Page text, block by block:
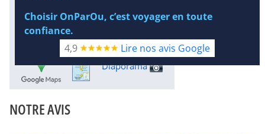
Détails
Excursions :
Diaporama
NOTRE AVIS
Choisir OnParOu, c’est voyager en toute
confiance.
4,9
Lire nos avis Google